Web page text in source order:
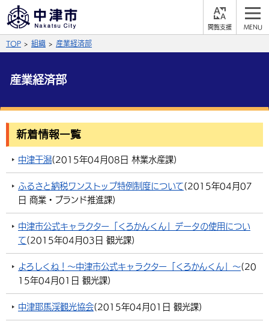
やさしい日本語
ふりがなをつける
よみあげる
黒 青 白
言語を選択
英語（English） 中国語（簡体字）
中国語（繁体字） 韓国語（한국어）
Facebook X (Twitter) YouTube
サイト内検索
総合メニュー
くらしの情報
届出・登録・証明
福祉・介護 健康・予防
環境・衛生
選挙 外国人の方向け情報
入札・契約 産業・雇用
都市整備
子育て・教育
手当・助成
相談・支援・情報 計画・施策
観光・移住
観光なび
遊ぶ・体験する グルメ・食べる
市政情報
中津市について 市役所の紹介
TOP 組織 産業経済部
産業経済部
新着情報一覧
中津干潟(2015年04月08日 林業水産課)
ふるさと納税ワンストップ特例制度について(2015年04月07
日 商業・ブランド推進課)
中津市公式キャラクター「くろかんくん」データの使用につい
て(2015年04月03日 観光課)
よろしくね！～中津市公式キャラクター「くろかんくん」～(20
15年04月01日 観光課)
中津耶馬渓観光協会(2015年04月01日 観光課)